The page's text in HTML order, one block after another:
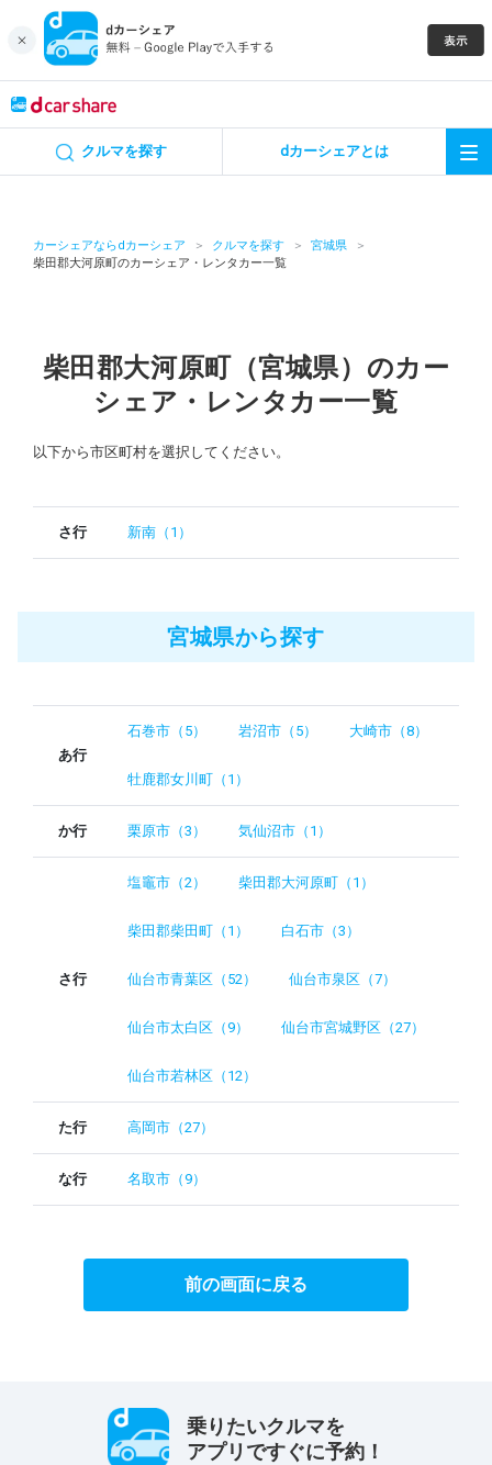
クルマを探す dカーシェアとは
カーシェアならdカーシェア クルマを探す
宮城県
柴田郡大河原町のカーシェア・レンタカー一覧
柴田郡大河原町（宮城県）のカー
シェア・レンタカー一覧
以下から市区町村を選択してください。
さ行 新南（1）
宮城県から探す
あ行
石巻市（5） 岩沼市（5） 大崎市（8）
牡鹿郡女川町（1）
か行 栗原市（3） 気仙沼市（1）
さ行
塩竈市（2） 柴田郡大河原町（1）
柴田郡柴田町（1） 白石市（3）
仙台市青葉区（52） 仙台市泉区（7）
仙台市太白区（9） 仙台市宮城野区（27）
仙台市若林区（12）
た行 高岡市（27）
な行 名取市（9）
前の画面に戻る
乗りたいクルマを
アプリですぐに予約！
カーシェア
特集
アプリの使い方